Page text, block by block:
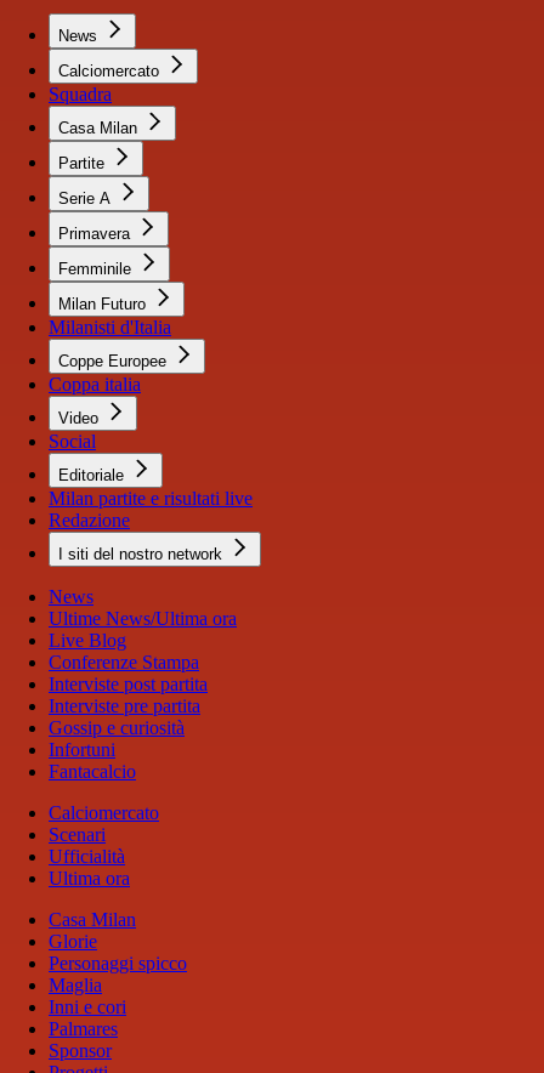
News
Calciomercato
Squadra
Casa Milan
Partite
Serie A
Primavera
Femminile
Milan Futuro
Milanisti d'Italia
Coppe Europee
Coppa italia
Video
Social
Editoriale
Milan partite e risultati live
Redazione
I siti del nostro network
News
Ultime News/Ultima ora
Live Blog
Conferenze Stampa
Interviste post partita
Interviste pre partita
Gossip e curiosità
Infortuni
Fantacalcio
Calciomercato
Scenari
Ufficialità
Ultima ora
Casa Milan
Glorie
Personaggi spicco
Maglia
Inni e cori
Palmares
Sponsor